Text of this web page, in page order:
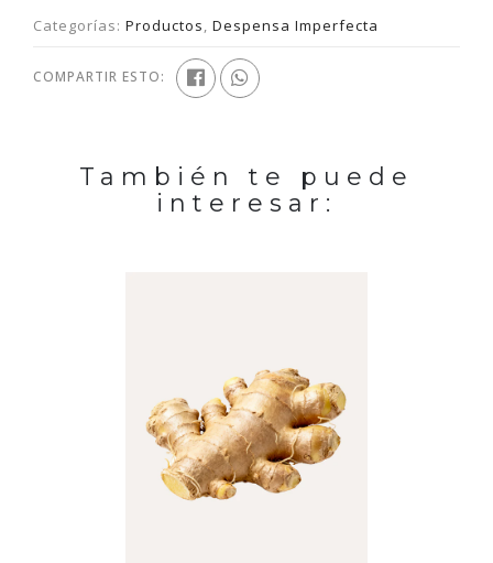
Categorías: Productos, Despensa Imperfecta
COMPARTIR ESTO:
También te puede
interesar: